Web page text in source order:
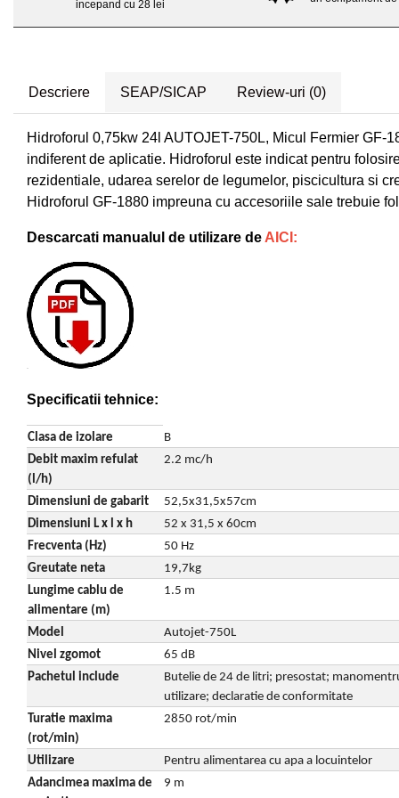
Semanatori
Batoze porumb
Bricolaj
Casa si Gradina
Curatare pavaj
Grill-uri si gratare
Lopeti pentru zapada
Unelte pentru gradina
Drujbe
Accesorii drujbe
Drujbe cu acumulator
Drujbe pe benzina
Echipamente ferma
Freze pentru zapada
Instalatii sanitare
Chiuvete
Intretinere
Masini de maturat si accesorii
Masini de tuns iarba
Motocoase
Accesorii motocositoare
Accesorii pentru masini de tuns
Masini de tuns iarba/gazon
Tractorase pentru gazon
Mobilier pentru gradina
Mori de macinat cereale
Echipamente electrice
Suflanta pentru frunze
Scule de mana
Capsatoare electrice
Scule multifuncționale
Telemetre Digitale
Topoare
Aparate de sudura
Accesorii aparate sudura
Aparate de sudura cu plasma
Aspiratoare
Accesorii auto
Compresoare aer
Echipamente industriale de
brichetare / peletizare
Echipamente pentru protectia
muncii
Generatoare
Pistoale de lipit
incepand cu 28 lei
Descriere SEAP/SICAP Review-uri (0)
Hidroforul 0,75kw 24l AUTOJET-750L, Micul Fermier GF-
indiferent de aplicatie. Hidroforul este indicat pentru
rezidentiale, udarea serelor de legumelor, piscicultura si
Hidroforul GF-1880 impreuna cu accesoriile sale trebuie
Descarcati manualul de utilizare de AICI:
Specificatii tehnice:
Clasa de izolare
B
Debit maxim refulat
(l/h)
2.2 mc/h
Dimensiuni de gabarit
52,5x31,5x57cm
Dimensiuni L x l x h
52 x 31,5 x 60cm
Frecventa (Hz)
50 Hz
Greutate neta
19,7kg
Lungime cablu de
alimentare (m)
1.5 m
Model
Autojet-750L
Nivel zgomot
65 dB
Pachetul include
Butelie de 24 de litri; presostat;
utilizare; declaratie de conformitate
Turatie maxima
(rot/min)
2850 rot/min
Utilizare
Pentru alimentarea cu apa a locuintelor
Adancimea maxima de
9 m